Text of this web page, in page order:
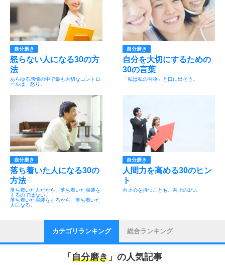
自分磨き
怒らない人になる30の方
法
あらゆる感情の中で最も大切なコントロ
ールは、怒り。
自分磨き
自分を大切にするための
30の言葉
「私は私の宝物」と口に出そう。
自分磨き
落ち着いた人になる30の
方法
落ち着いた人だから、落ち着いた服装を
するのではない。
落ち着いた服装をするから、落ち着いた
人になる。
自分磨き
人間力を高める30のヒン
ト
向上心を持つことも、向上の1つ。
カテゴリランキング 総合ランキング
「 自分磨き 」の人気記事